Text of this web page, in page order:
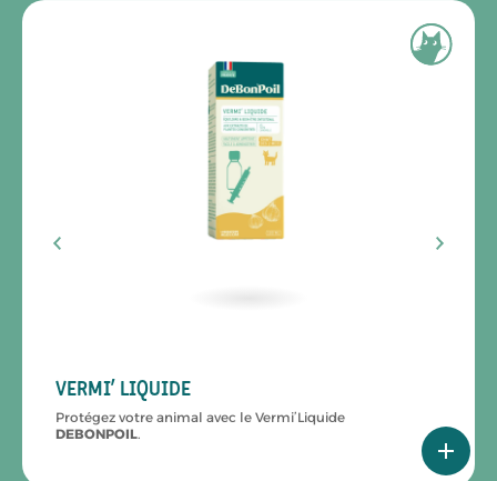
VERMI’ LIQUIDE
Protégez votre animal avec le Vermi’Liquide
DEBONPOIL.